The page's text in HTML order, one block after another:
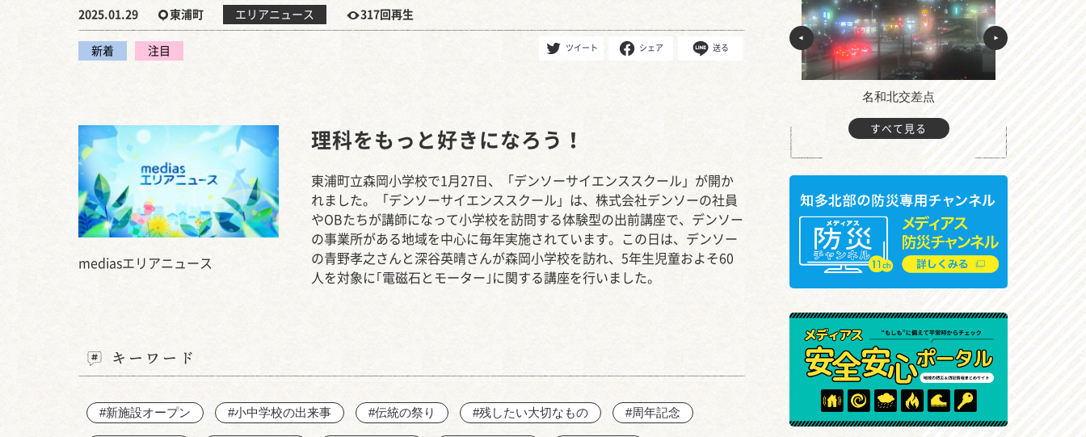
2025.01.29 東浦町 エリアニュース 317回再生
新着 注目 ツイート シェア 送る
mediasエリアニュース
理科をもっと好きになろう！
東浦町立森岡小学校で1月27日、「デンソーサイエンススクール」が開か
れました。「デンソーサイエンススクール」は、株式会社デンソーの社員
やOBたちが講師になって小学校を訪問する体験型の出前講座で、デンソー
の事業所がある地域を中心に毎年実施されています。この日は、デンソー
の青野孝之さんと深谷英晴さんが森岡小学校を訪れ、5年生児童およそ60
人を対象に｢電磁石とモーター｣に関する講座を行いました。
キーワード
#新施設オープン #小中学校の出来事 #伝統の祭り #残したい大切なもの #周年記念
名和北交差点
すべて見る